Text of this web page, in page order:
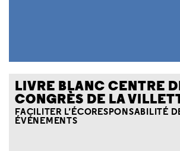
LIVRE BLANC CENTRE
CONGRÈS DE LA
FACILITER L’ÉCORESPONSABILITÉ
ÉVÉNEMENTS